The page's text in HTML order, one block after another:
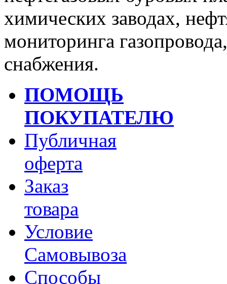
химических заводах,
мониторинга
снабжения.
ПОМОЩЬ
ПОКУПАТЕЛЮ
Публичная
оферта
Заказ
товара
Условие
Самовывоза
Способы